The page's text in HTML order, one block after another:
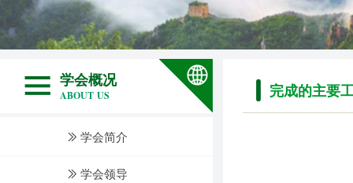
完成的主要
ꅀ 学会简介
ꅀ 学会领导
学会概况
ABOUT US